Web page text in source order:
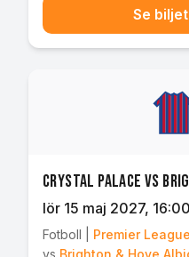
Se
Crystal Palace vs
lör 15 maj 2027, 16:00
Fotboll
Premier League
vs Brighton & Hove